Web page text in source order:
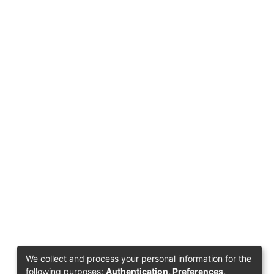
We collect and process your personal information for the
following purposes: Authentication, Preferences,